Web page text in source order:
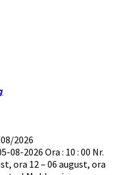
2026
08-2026 Ora : 10 : 00 Nr.
ora 12 – 06 august, ora